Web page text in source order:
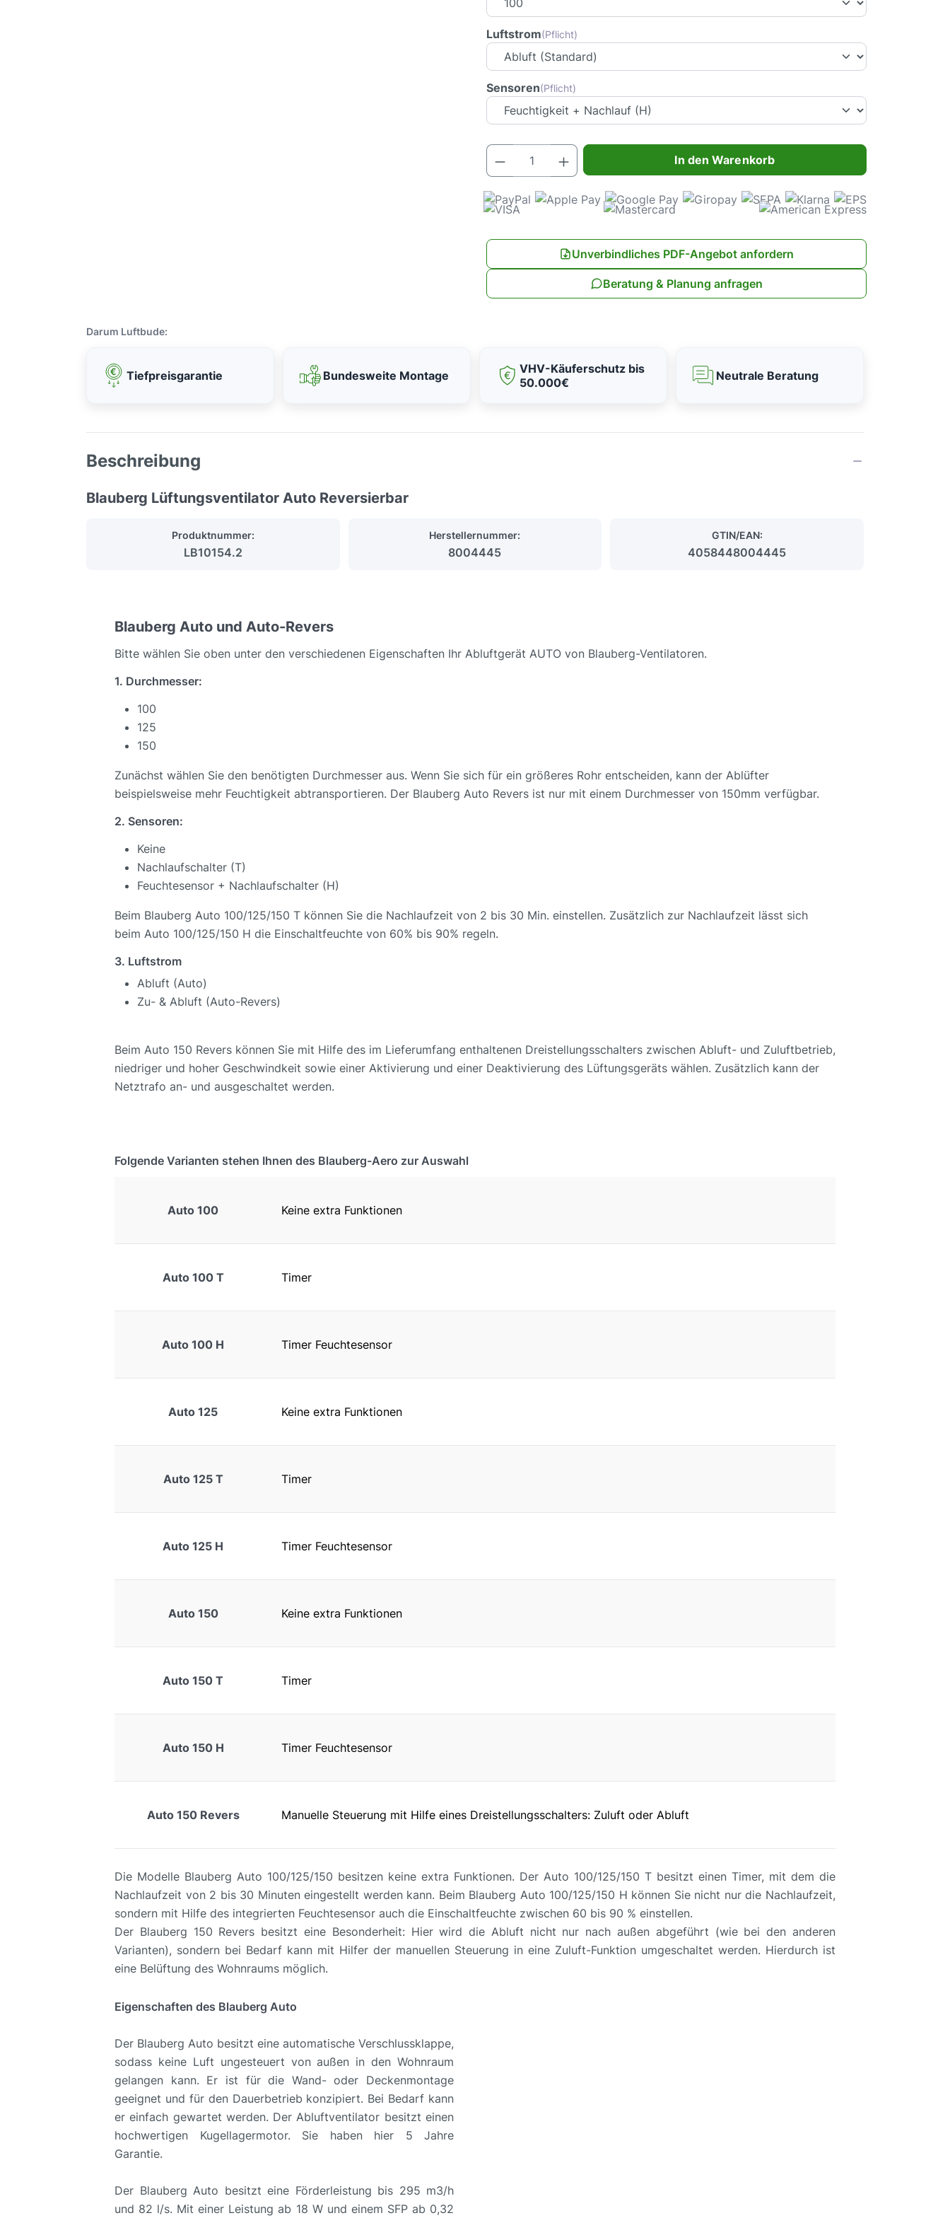
Luftstrom(Pflicht)
Sensoren(Pflicht)
Produkt Anzahl: Gib den gewünschten Wert ein oder benutze die Schaltflächen
In den Warenkorb
Unverbindliches PDF-Angebot anfordern
Beratung & Planung anfragen
Darum Luftbude:
Tiefpreisgarantie Bundesweite Montage
VHV-Käuferschutz bis
50.000€
Neutrale Beratung
Beschreibung
Blauberg Lüftungsventilator Auto Reversierbar
Produktnummer:
LB10154.2
Herstellernummer:
8004445
GTIN/EAN:
4058448004445
Blauberg Auto und Auto-Revers
Bitte wählen Sie oben unter den verschiedenen Eigenschaften Ihr Abluftgerät AUTO von Blauberg-Ventilatoren.
1. Durchmesser:
100
125
150
Zunächst wählen Sie den benötigten Durchmesser aus. Wenn Sie sich für ein größeres Rohr entscheiden, kann der Ablüfter
beispielsweise mehr Feuchtigkeit abtransportieren. Der Blauberg Auto Revers ist nur mit einem Durchmesser von 150mm verfügbar.
2. Sensoren:
Keine
Nachlaufschalter (T)
Feuchtesensor + Nachlaufschalter (H)
Beim Blauberg Auto 100/125/150 T können Sie die Nachlaufzeit von 2 bis 30 Min. einstellen. Zusätzlich zur Nachlaufzeit lässt sich
beim Auto 100/125/150 H die Einschaltfeuchte von 60% bis 90% regeln.
3. Luftstrom
Abluft (Auto)
Zu- & Abluft (Auto-Revers)
Beim Auto 150 Revers können Sie mit Hilfe des im Lieferumfang enthaltenen Dreistellungsschalters zwischen Abluft- und Zuluftbetrieb,
niedriger und hoher Geschwindkeit sowie einer Aktivierung und einer Deaktivierung des Lüftungsgeräts wählen. Zusätzlich kann der
Netztrafo an- und ausgeschaltet werden.
Folgende Varianten stehen Ihnen des Blauberg-Aero zur Auswahl
Auto 100 Keine extra Funktionen
Auto 100 T Timer
Auto 100 H Timer Feuchtesensor
Auto 125 Keine extra Funktionen
Auto 125 T Timer
Auto 125 H Timer Feuchtesensor
Auto 150 Keine extra Funktionen
Auto 150 T Timer
Auto 150 H Timer Feuchtesensor
Auto 150 Revers Manuelle Steuerung mit Hilfe eines Dreistellungsschalters: Zuluft oder Abluft
Die Modelle Blauberg Auto 100/125/150 besitzen keine extra Funktionen. Der Auto 100/125/150 T besitzt einen Timer, mit dem die
Nachlaufzeit von 2 bis 30 Minuten eingestellt werden kann. Beim Blauberg Auto 100/125/150 H können Sie nicht nur die Nachlaufzeit,
sondern mit Hilfe des integrierten Feuchtesensor auch die Einschaltfeuchte zwischen 60 bis 90 % einstellen.
Der Blauberg 150 Revers besitzt eine Besonderheit: Hier wird die Abluft nicht nur nach außen abgeführt (wie bei den anderen
Varianten), sondern bei Bedarf kann mit Hilfer der manuellen Steuerung in eine Zuluft-Funktion umgeschaltet werden. Hierdurch ist
eine Belüftung des Wohnraums möglich.
Eigenschaften des Blauberg Auto
Der Blauberg Auto besitzt eine automatische Verschlussklappe,
sodass keine Luft ungesteuert von außen in den Wohnraum
gelangen kann. Er ist für die Wand- oder Deckenmontage
geeignet und für den Dauerbetrieb konzipiert. Bei Bedarf kann
er einfach gewartet werden. Der Abluftventilator besitzt einen
hochwertigen Kugellagermotor. Sie haben hier 5 Jahre
Garantie.
Der Blauberg Auto besitzt eine Förderleistung bis 295 m3/h
und 82 l/s. Mit einer Leistung ab 18 W und einem SFP ab 0,32